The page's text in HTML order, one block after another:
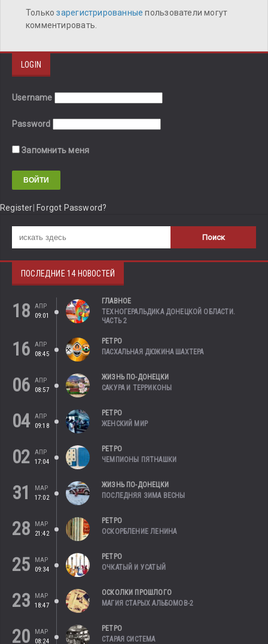
Толькозарегистрированныепользователи могут
комментировать.
LOGIN
Username
Password
Запомнить меня
Register Forgot Password?
ПОСЛЕДНИЕ 14 НОВОСТЕЙ
18
АПР
09:01
ГЛАВНОЕ
ТЕХНОГЕРАЛЬДИКА ДОНЕЦКОЙ ОБЛАСТИ.
ЧАСТЬ 2
16
АПР
08:45
РЕТРО
ПАСХАЛЬНАЯ ДЮЖИНА ШАХТЕРА
06
АПР
08:57
ЖИЗНЬ ПО-ДОНЕЦКИ
САКУРА И ТЕРРИКОНЫ
04 АПР
09:18
РЕТРО
ЖЕНСКИЙ МИР
02
АПР
17:04
РЕТРО
ЧЕМПИОНЫ ПЯТНАШКИ
31
МАР
17:02
ЖИЗНЬ ПО-ДОНЕЦКИ
ПОСЛЕДНЯЯ ЗИМА ВЕСНЫ
28
МАР
21:42
РЕТРО
ОСКОРБЛЕНИЕ ЛЕНИНА
25
МАР
09:34
РЕТРО
ОЧКАТЫЙ И УСАТЫЙ
23
МАР
18:47
ОСКОЛКИ ПРОШЛОГО
МАГИЯ СТАРЫХ АЛЬБОМОВ-2
20
МАР
08:24
РЕТРО
СТАРАЯ СИСТЕМА